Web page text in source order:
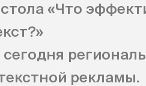
«Что
сегодня
рекламы.